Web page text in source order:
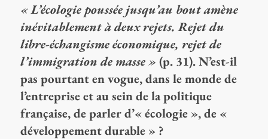
« L’écologie poussée jusqu’au bout amène
inévitablement à deux rejets. Rejet du
libre-échangisme économique, rejet de
l’immigration de masse » (p. 31). N’est-il
pas pourtant en vogue, dans le monde de
l’entreprise et au sein de la politique
française, de parler d’« écologie », de «
développement durable » ?